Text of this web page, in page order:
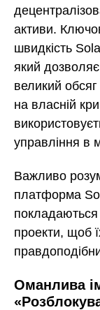
активи.
швидкість
який
великий
на власній
управління в
Важливо
платформа
покладаються
проекти, щоб
Оманлива